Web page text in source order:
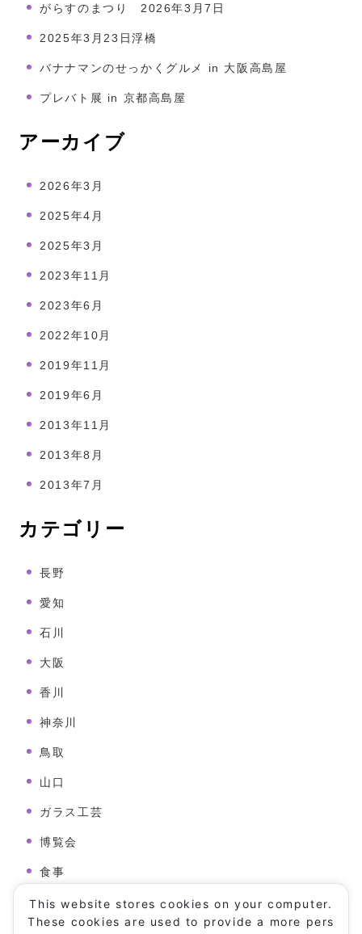
がらすのまつり 2026年3月7日
2025年3月23日浮橋
バナナマンのせっかくグルメ in 大阪高島屋
プレバト展 in 京都高島屋
アーカイブ
2026年3月
2025年4月
2025年3月
2023年11月
2023年6月
2022年10月
2019年11月
2019年6月
2013年11月
2013年8月
2013年7月
カテゴリー
長野
愛知
石川
大阪
香川
神奈川
鳥取
山口
ガラス工芸
博覧会
食事
病院
This website stores cookies on your computer.
These cookies are used to provide a more pers